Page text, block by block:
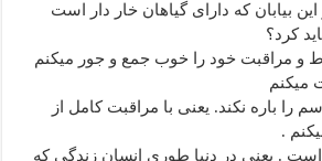
بیابان که دارای گیاهان خار دار است
کرد؟
و مراقبت خود را خوب جمع و جور میکنم
میکنم
را باره نکند. یعنی با مراقبت کامل از
.
. یعنی در دنیا طوری انسان زندگی که